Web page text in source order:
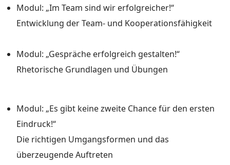
Modul: „Im Team sind wir erfolgreicher!“
Entwicklung der Team- und Kooperationsfähigkeit
Modul: „Gespräche erfolgreich gestalten!“
Rhetorische Grundlagen und Übungen
Modul: „Es gibt keine zweite Chance für den ersten
Eindruck!“
Die richtigen Umgangsformen und das
überzeugende Auftreten